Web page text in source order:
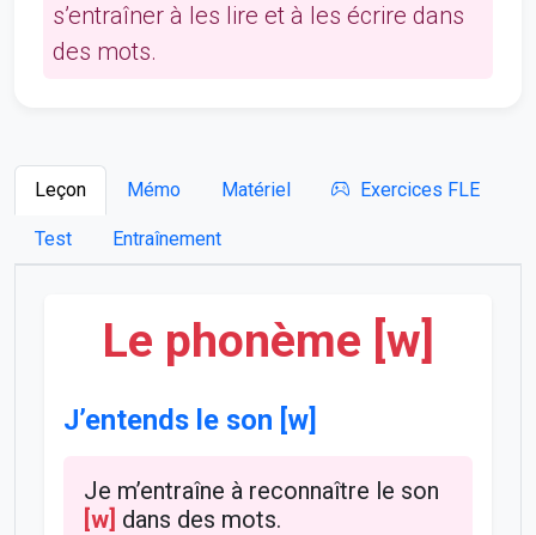
s’entraîner à les lire et à les écrire dans
des mots.
Leçon Mémo Matériel Exercices FLE
Test Entraînement
Le phonème [w]
J’entends le son [w]
Je m’entraîne à reconnaître le son
[w] dans des mots.